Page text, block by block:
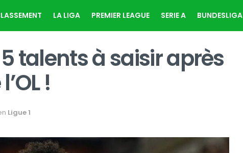
LA LIGA PREMIER LEAGUE SERIE A BUNDESLIGA
talents à saisir après
!
Ligue 1